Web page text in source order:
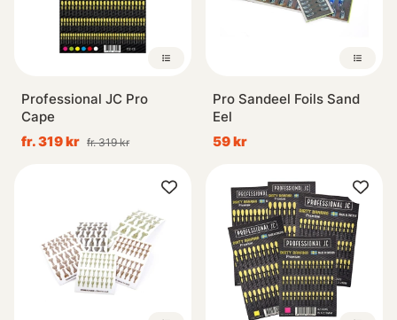
Professional JC Pro
Cape
fr. 319 kr fr. 319 kr
Pro Sandeel Foils Sand
Eel
59 kr